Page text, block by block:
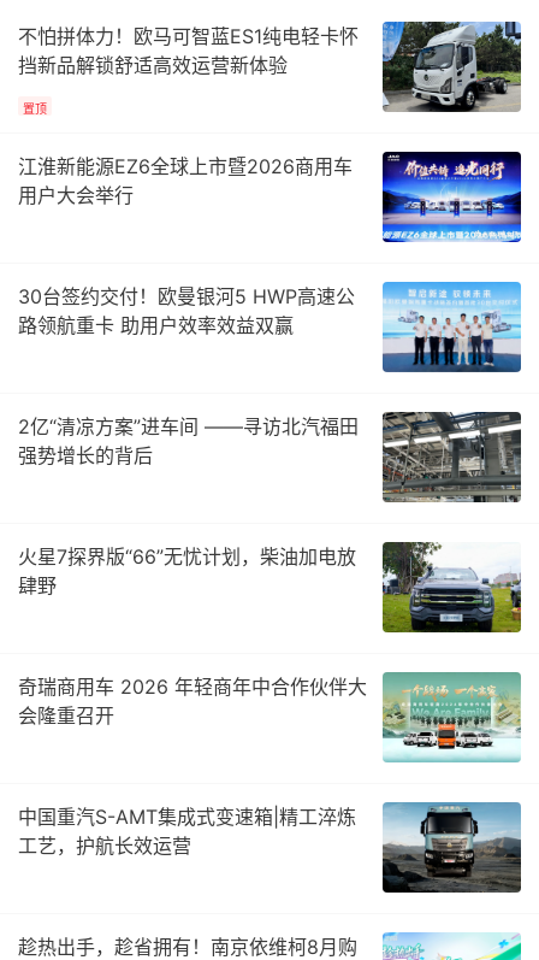
不怕拼体力！欧马可智蓝ES1纯电轻卡怀
挡新品解锁舒适高效运营新体验
置顶
江淮新能源EZ6全球上市暨2026商用车
用户大会举行
30台签约交付！欧曼银河5 HWP高速公
路领航重卡 助用户效率效益双赢
2亿“清凉方案”进车间 ——寻访北汽福田
强势增长的背后
火星7探界版“66”无忧计划，柴油加电放
肆野
奇瑞商用车 2026 年轻商年中合作伙伴大
会隆重召开
中国重汽S-AMT集成式变速箱|精工淬炼
工艺，护航长效运营
趁热出手，趁省拥有！南京依维柯8月购